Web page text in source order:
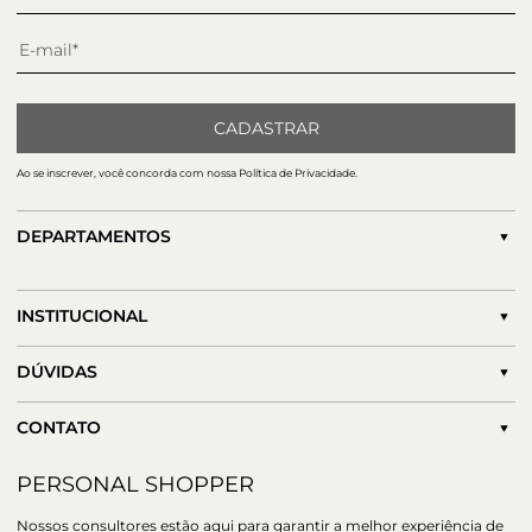
CADASTRAR
Ao se inscrever, você concorda com nossa Política de Privacidade.
DEPARTAMENTOS
INSTITUCIONAL
DÚVIDAS
CONTATO
PERSONAL SHOPPER
Nossos consultores estão aqui para garantir a melhor experiência de